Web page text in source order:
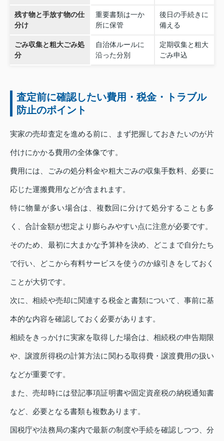
残す物と手放す物の仕
分け
重要書類は一か
所に保管
後日の手続きに
備える
ごみ収集と粗大ごみ処
分
自治体ルールに
沿った分別
定期収集と粗大
ごみ申込
査定前に確認したい費用・税金・トラブル
防止のポイント
実家の売却査定を進める前に、まず把握しておきたいのが片
付けにかかる費用の全体像です。
費用には、ごみの処分料金や粗大ごみの収集手数料、必要に
応じた運搬費用などが含まれます。
特に物量が多い場合は、複数回に分けて処分することも多
く、合計金額が想定より膨らみやすい点に注意が必要です。
そのため、最初に大まかな予算枠を決め、どこまで自分たち
で行い、どこから有料サービスを使うのか線引きをしておく
ことが大切です。
次に、相続や売却に関連する税金と書類について、事前に基
本的な内容を確認しておく必要があります。
相続をきっかけに実家を取得した場合は、相続税の申告期限
や、譲渡所得税の計算方法に関わる取得費・譲渡費用の扱い
などが重要です。
また、売却時には登記事項証明書や固定資産税の納税通知書
など、必要となる書類も複数あります。
国税庁や法務局の案内で最新の制度や手続を確認しつつ、分